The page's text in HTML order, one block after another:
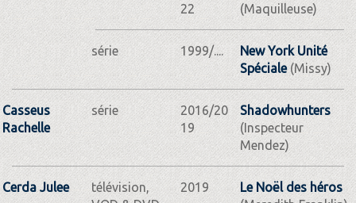
22
(Maquilleuse)
série 1999/....
New York Unité
Spéciale(Missy)
Casseus
Rachelle
série
2016/20
19
Shadowhunters
(Inspecteur
Mendez)
Cerda Julee
télévision,
2019
Le Noël des héros